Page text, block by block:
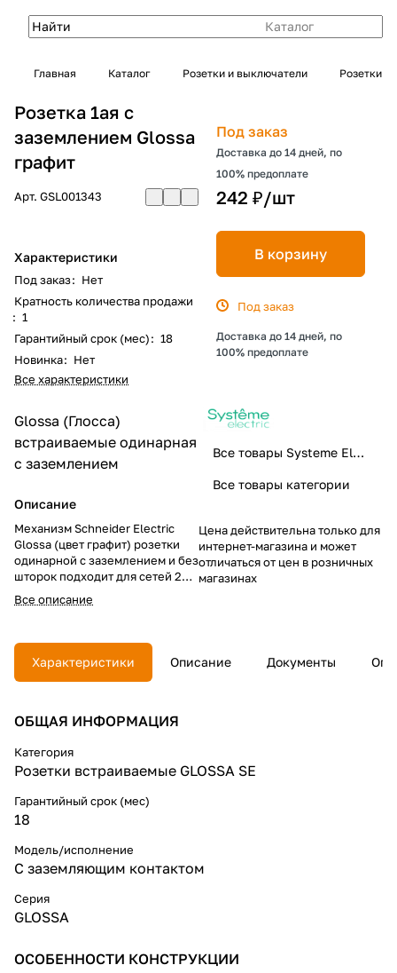
Каталог
Главная Каталог Розетки и выключатели Розетки
Розетка 1ая с
заземлением Glossa
графит
Арт. GSL001343
Характеристики
Под заказ: Нет
Кратность количества продажи
: 1
Гарантийный срок (мес): 18
Новинка: Нет
Все характеристики
Glossa (Глосса)
встраиваемые одинарная
с заземлением
Описание
Механизм Schneider Electric
Glossa (цвет графит) розетки
одинарной с заземлением и без
шторок подходит для сетей 250
В, на ток 16 А. Заземляющий
контакт обеспечивает
удара электрическим током.
При наличии заземления
электрический потенциал
материала PС+ASA, стойкого к
царапин. Эргономичные
клеммы розеток расположены в
Все описание
Под заказ
Доставка до 14 дней, по
100% предоплате
242 ₽/шт
В корзину
Под заказ
Доставка до 14 дней, по
100% предоплате
Все товары Systeme Electric
Все товары категории
Цена действительна только для
интернет-магазина и может
отличаться от цен в розничных
магазинах
Характеристики Описание Документы
ОБЩАЯ ИНФОРМАЦИЯ
Категория
Розетки встраиваемые GLOSSA SE
Гарантийный срок (мес)
18
Модель/исполнение
С заземляющим контактом
Серия
GLOSSA
ОСОБЕННОСТИ КОНСТРУКЦИИ